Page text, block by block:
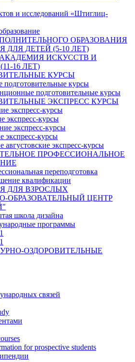
и исследований «Штиглиц-
ОБРАЗОВАНИЯ
ДЛЯ ДЕТЕЙ (5-10 ЛЕТ)
ИСКУССТВ И
16 ЛЕТ)
КУРСЫ
подготовительные курсы
подготовительные курсы
ЭКСПРЕСС КУРСЫ
экспресс-курсы
экспресс-курсы
экспресс-курсы
экспресс-курсы
августовские экспресс-курсы
ПРОФЕССИОНАЛЬНОЕ
переподготовка
квалификации
ДЛЯ ВЗРОСЛЫХ
ОБРАЗОВАТЕЛЬНЫЙ ЦЕНТР
школа дизайна
программы
ОЗДОРОВИТЕЛЬНЫЕ
связей
for prospective students